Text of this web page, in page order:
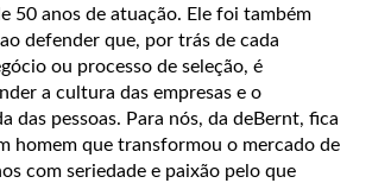
50 anos de atuação. Ele foi também
defender que, por trás de cada
ou processo de seleção, é
a cultura das empresas e o
das pessoas. Para nós, da deBernt, fica
homem que transformou o mercado de
com seriedade e paixão pelo que